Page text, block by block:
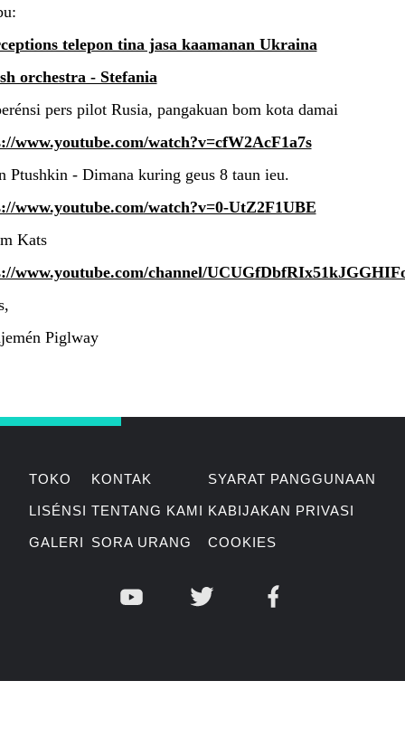
telepon tina jasa kaamanan Ukraina
orchestra - Stefania
pers pilot Rusia, pangakuan bom kota damai
www.youtube.com/watch?v=cfW2AcF1a7s
Ptushkin - Dimana kuring geus 8 taun ieu.
www.youtube.com/watch?v=0-UtZ2F1UBE
Kats
www.youtube.com/channel/
Piglway
TOKO
LISÉNSI
GALERI
KONTAK
TENTANG KAMI
SORA URANG
SYARAT PANGGUNAAN
KABIJAKAN PRIVASI
COOKIES